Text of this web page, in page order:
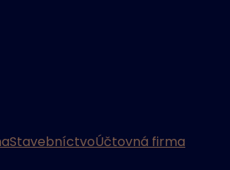
StavebníctvoÚčtovná firma